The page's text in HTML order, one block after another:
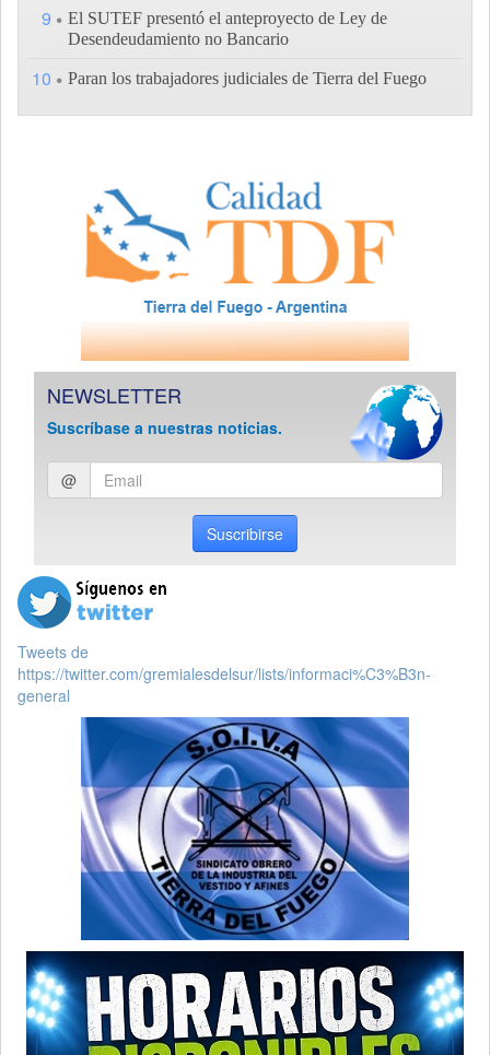
9
El SUTEF presentó el anteproyecto de Ley de
Desendeudamiento no Bancario
10 Paran los trabajadores judiciales de Tierra del Fuego
NEWSLETTER
Suscríbase a nuestras noticias.
Ingresar
email
@
Suscribirse
Tweets de
https://twitter.com/gremialesdelsur/lists/informaci%C3%B3n-
general